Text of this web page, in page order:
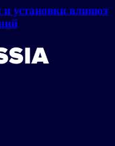
установки влияют